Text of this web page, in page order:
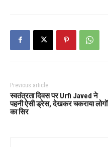
Previous article
स्वतंत्रता दिवस पर Urfi Javed ने
पहनी ऐसी ड्रेस, देखकर चकराया लोगों
का सिर